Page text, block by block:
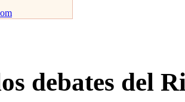
debates del